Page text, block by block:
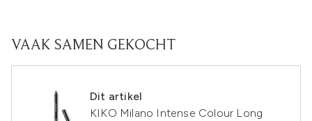
VAAK SAMEN GEKOCHT
Dit artikel
KIKO Milano Intense Colour Long